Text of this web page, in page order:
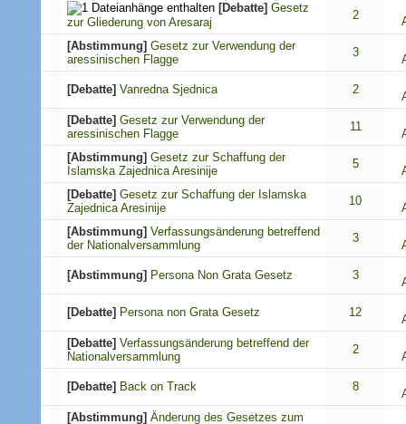
[Debatte] Gesetz
zur Gliederung von Aresaraj
2
[Abstimmung] Gesetz zur Verwendung der
aressinischen Flagge
3
[Debatte] Vanredna Sjednica 2
[Debatte] Gesetz zur Verwendung der
aressinischen Flagge
11
[Abstimmung] Gesetz zur Schaffung der
Islamska Zajednica Aresinije
5
[Debatte] Gesetz zur Schaffung der Islamska
Zajednica Aresinije
10
[Abstimmung] Verfassungsänderung betreffend
der Nationalversammlung
3
[Abstimmung] Persona Non Grata Gesetz 3
[Debatte] Persona non Grata Gesetz 12
[Debatte] Verfassungsänderung betreffend der
Nationalversammlung
2
[Debatte] Back on Track 8
[Abstimmung] Änderung des Gesetzes zum